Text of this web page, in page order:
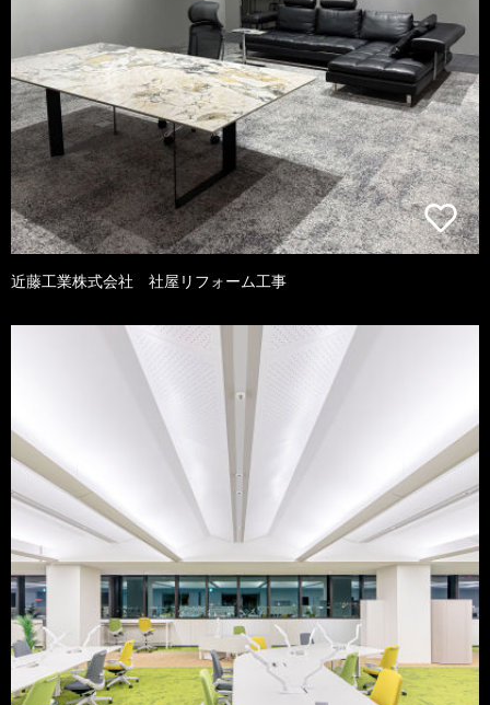
近藤工業株式会社 社屋リフォーム工事